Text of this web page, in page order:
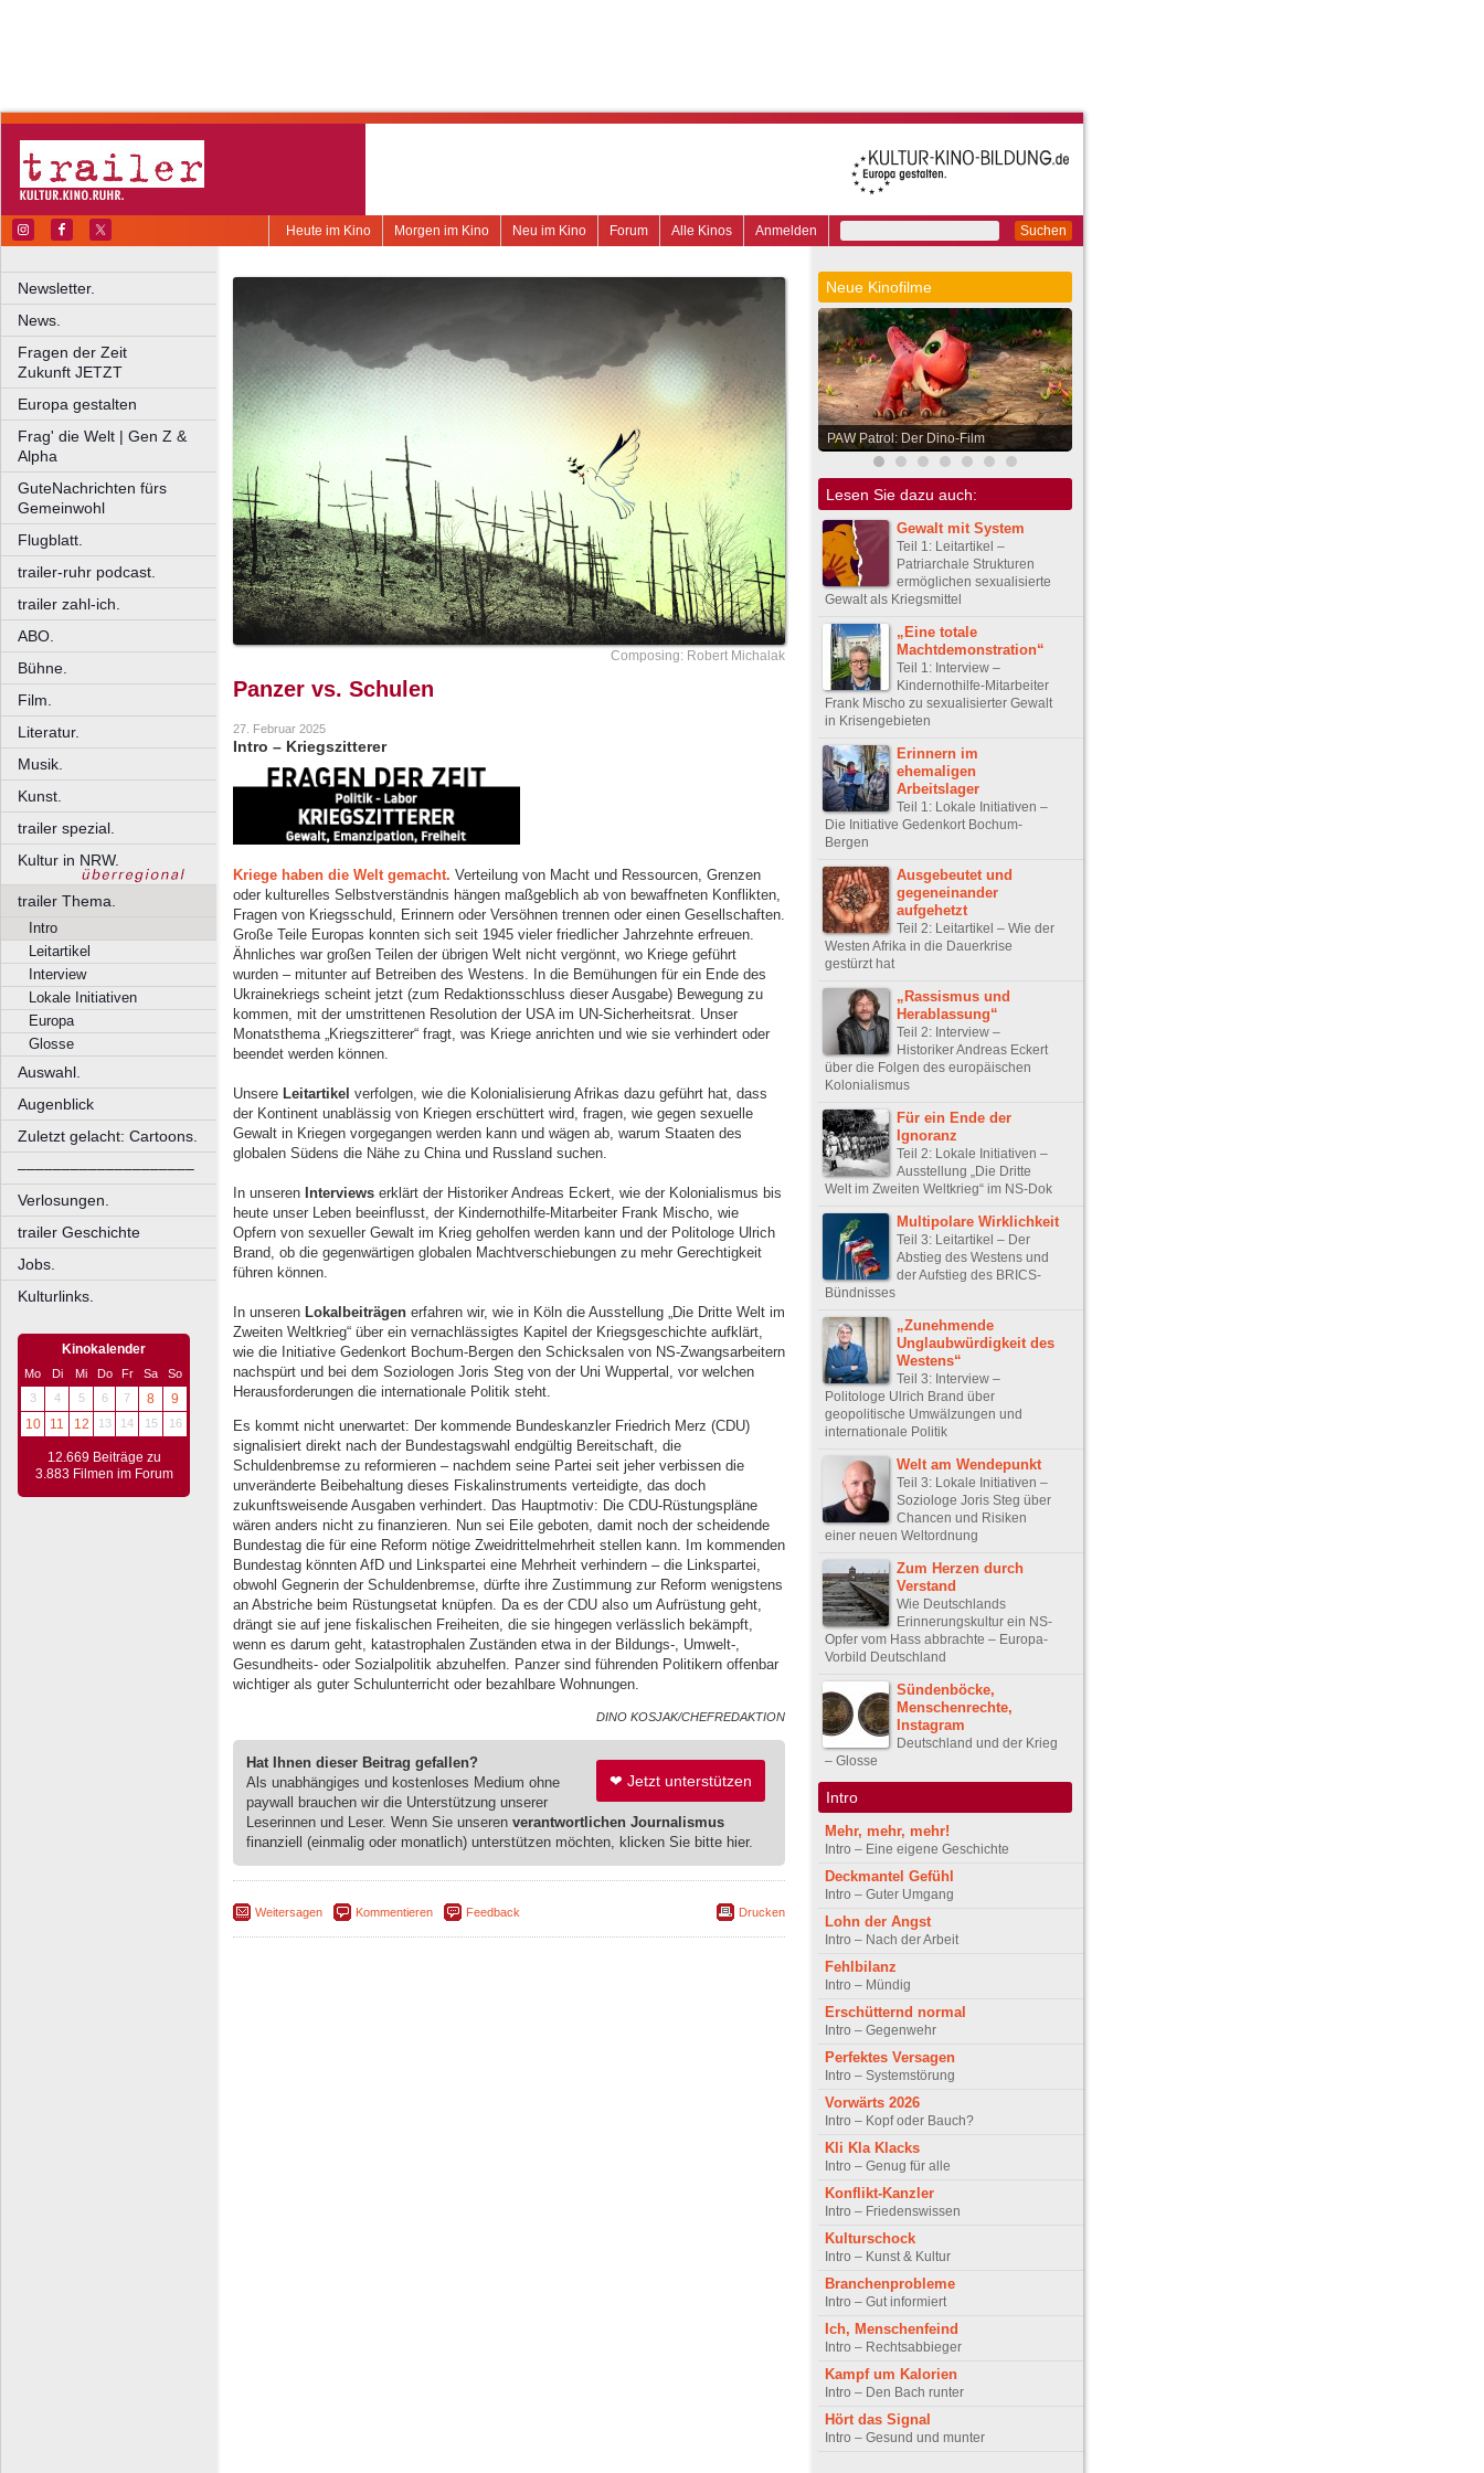
Suchen
Anmelden
Alle Kinos
Forum
Neu im Kino
Morgen im Kino
Heute im Kino
Newsletter.
News.
Fragen der Zeit
Zukunft JETZT
Europa gestalten
Frag' die Welt | Gen Z &
Alpha
GuteNachrichten fürs
Gemeinwohl
Flugblatt.
trailer-ruhr podcast.
trailer zahl-ich.
ABO.
Bühne.
Film.
Literatur.
Musik.
Kunst.
trailer spezial.
Kultur in NRW.
trailer Thema.
Intro
Leitartikel
Interview
Lokale Initiativen
Europa
Glosse
Auswahl.
Augenblick
Zuletzt gelacht: Cartoons.
––––––––––––––––––––
Verlosungen.
trailer Geschichte
Jobs.
Kulturlinks.
Kinokalender
Mo Di Mi Do Fr Sa
So
3
4 5 6 7 8
9
10
11 12 13 14 15 16
12.669 Beiträge zu
3.883 Filmen im Forum
Composing: Robert Michalak
Panzer vs. Schulen
27. Februar 2025
Intro – Kriegszitterer
Kriege haben die Welt gemacht. Verteilung von Macht und Ressourcen, Grenzen
oder kulturelles Selbstverständnis hängen maßgeblich ab von bewaffneten Konflikten,
Fragen von Kriegsschuld, Erinnern oder Versöhnen trennen oder einen Gesellschaften.
Große Teile Europas konnten sich seit 1945 vieler friedlicher Jahrzehnte erfreuen.
Ähnliches war großen Teilen der übrigen Welt nicht vergönnt, wo Kriege geführt
wurden – mitunter auf Betreiben des Westens. In die Bemühungen für ein Ende des
Ukrainekriegs scheint jetzt (zum Redaktionsschluss dieser Ausgabe) Bewegung zu
kommen, mit der umstrittenen Resolution der USA im UN-Sicherheitsrat. Unser
Monatsthema „Kriegszitterer“ fragt, was Kriege anrichten und wie sie verhindert oder
beendet werden können.
Unsere Leitartikel verfolgen, wie die Kolonialisierung Afrikas dazu geführt hat, dass
der Kontinent unablässig von Kriegen erschüttert wird, fragen, wie gegen sexuelle
Gewalt in Kriegen vorgegangen werden kann und wägen ab, warum Staaten des
globalen Südens die Nähe zu China und Russland suchen.
In unseren Interviews erklärt der Historiker Andreas Eckert, wie der Kolonialismus bis
heute unser Leben beeinflusst, der Kindernothilfe-Mitarbeiter Frank Mischo, wie
Opfern von sexueller Gewalt im Krieg geholfen werden kann und der Politologe Ulrich
Brand, ob die gegenwärtigen globalen Machtverschiebungen zu mehr Gerechtigkeit
führen können.
In unseren Lokalbeiträgen erfahren wir, wie in Köln die Ausstellung „Die Dritte Welt im
Zweiten Weltkrieg“ über ein vernachlässigtes Kapitel der Kriegsgeschichte aufklärt,
wie die Initiative Gedenkort Bochum-Bergen den Schicksalen von NS-Zwangsarbeitern
nachspürt und bei dem Soziologen Joris Steg von der Uni Wuppertal, vor welchen
Herausforderungen die internationale Politik steht.
Es kommt nicht unerwartet: Der kommende Bundeskanzler Friedrich Merz (CDU)
signalisiert direkt nach der Bundestagswahl endgültig Bereitschaft, die
Schuldenbremse zu reformieren – nachdem seine Partei seit jeher verbissen die
unveränderte Beibehaltung dieses Fiskalinstruments verteidigte, das doch
zukunftsweisende Ausgaben verhindert. Das Hauptmotiv: Die CDU-Rüstungspläne
wären anders nicht zu finanzieren. Nun sei Eile geboten, damit noch der scheidende
Bundestag die für eine Reform nötige Zweidrittelmehrheit stellen kann. Im kommenden
Bundestag könnten AfD und Linkspartei eine Mehrheit verhindern – die Linkspartei,
obwohl Gegnerin der Schuldenbremse, dürfte ihre Zustimmung zur Reform wenigstens
an Abstriche beim Rüstungsetat knüpfen. Da es der CDU also um Aufrüstung geht,
drängt sie auf jene fiskalischen Freiheiten, die sie hingegen verlässlich bekämpft,
wenn es darum geht, katastrophalen Zuständen etwa in der Bildungs-, Umwelt-,
Gesundheits- oder Sozialpolitik abzuhelfen. Panzer sind führenden Politikern offenbar
wichtiger als guter Schulunterricht oder bezahlbare Wohnungen.
DINO KOSJAK/CHEFREDAKTION
❤ Jetzt unterstützen
Hat Ihnen dieser Beitrag gefallen?
Als unabhängiges und kostenloses Medium ohne
paywall brauchen wir die Unterstützung unserer
Leserinnen und Leser. Wenn Sie unseren verantwortlichen Journalismus
finanziell (einmalig oder monatlich) unterstützen möchten, klicken Sie bitte hier.
Weitersagen Kommentieren Feedback Drucken
Neue Kinofilme
PAW Patrol: Der Dino-Film
Lesen Sie dazu auch:
Gewalt mit System
Teil 1: Leitartikel –
Patriarchale Strukturen
ermöglichen sexualisierte
Gewalt als Kriegsmittel
„Eine totale
Machtdemonstration“
Teil 1: Interview –
Kindernothilfe-Mitarbeiter
Frank Mischo zu sexualisierter Gewalt
in Krisengebieten
Erinnern im
ehemaligen
Arbeitslager
Teil 1: Lokale Initiativen –
Die Initiative Gedenkort Bochum-
Bergen
Ausgebeutet und
gegeneinander
aufgehetzt
Teil 2: Leitartikel – Wie der
Westen Afrika in die Dauerkrise
gestürzt hat
„Rassismus und
Herablassung“
Teil 2: Interview –
Historiker Andreas Eckert
über die Folgen des europäischen
Kolonialismus
Für ein Ende der
Ignoranz
Teil 2: Lokale Initiativen –
Ausstellung „Die Dritte
Welt im Zweiten Weltkrieg“ im NS-Dok
Multipolare Wirklichkeit
Teil 3: Leitartikel – Der
Abstieg des Westens und
der Aufstieg des BRICS-
Bündnisses
„Zunehmende
Unglaubwürdigkeit des
Westens“
Teil 3: Interview –
Politologe Ulrich Brand über
geopolitische Umwälzungen und
internationale Politik
Welt am Wendepunkt
Teil 3: Lokale Initiativen –
Soziologe Joris Steg über
Chancen und Risiken
einer neuen Weltordnung
Zum Herzen durch
Verstand
Wie Deutschlands
Erinnerungskultur ein NS-
Opfer vom Hass abbrachte – Europa-
Vorbild Deutschland
Sündenböcke,
Menschenrechte,
Instagram
Deutschland und der Krieg
– Glosse
Intro
Mehr, mehr, mehr!
Intro – Eine eigene Geschichte
Deckmantel Gefühl
Intro – Guter Umgang
Lohn der Angst
Intro – Nach der Arbeit
Fehlbilanz
Intro – Mündig
Erschütternd normal
Intro – Gegenwehr
Perfektes Versagen
Intro – Systemstörung
Vorwärts 2026
Intro – Kopf oder Bauch?
Kli Kla Klacks
Intro – Genug für alle
Konflikt-Kanzler
Intro – Friedenswissen
Kulturschock
Intro – Kunst & Kultur
Branchenprobleme
Intro – Gut informiert
Ich, Menschenfeind
Intro – Rechtsabbieger
Kampf um Kalorien
Intro – Den Bach runter
Hört das Signal
Intro – Gesund und munter